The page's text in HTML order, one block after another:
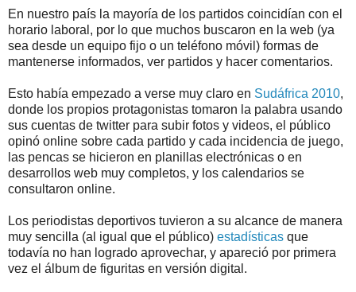
En nuestro país la mayoría de los partidos coincidían con el
horario laboral, por lo que muchos buscaron en la web (ya
sea desde un equipo fijo o un teléfono móvil) formas de
mantenerse informados, ver partidos y hacer comentarios.
Esto había empezado a verse muy claro en Sudáfrica 2010,
donde los propios protagonistas tomaron la palabra usando
sus cuentas de twitter para subir fotos y videos, el público
opinó online sobre cada partido y cada incidencia de juego,
las pencas se hicieron en planillas electrónicas o en
desarrollos web muy completos, y los calendarios se
consultaron online.
Los periodistas deportivos tuvieron a su alcance de manera
muy sencilla (al igual que el público) estadísticas que
todavía no han logrado aprovechar, y apareció por primera
vez el álbum de figuritas en versión digital.